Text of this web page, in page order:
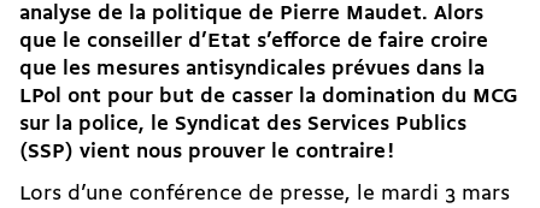
analyse de la politique de Pierre Maudet. Alors
que le conseiller d’Etat s’efforce de faire croire
que les mesures antisyndicales prévues dans la
LPol ont pour but de casser la domination du MCG
sur la police, le Syndicat des Services Publics
(SSP) vient nous prouver le contraire !
Lors d’une conférence de presse, le mardi 3 mars